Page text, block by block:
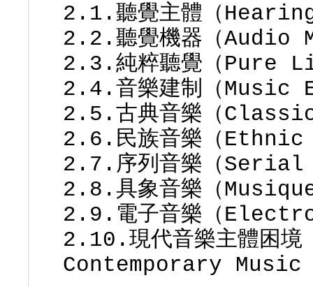
2.1.聽覺主體（
2.2.聽覺機器（Audio
2.3.純粹聽覺（Pure
2.4.音樂建制（Music
2.5.古典音樂（
2.6.民族音樂（Ethnic
2.7.序列音樂（Serial
2.8.具象音樂（
2.9.電子音樂（
2.10.現代音樂主體困
Contemporary Music